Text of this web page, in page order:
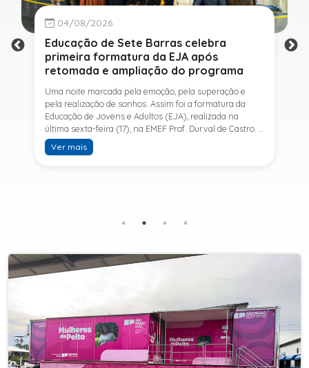
04/08/2026
Educação de Sete Barras celebra
primeira formatura da EJA após
retomada e ampliação do programa
Uma noite marcada pela emoção, pela superação e
pela realização de sonhos. Assim foi a formatura da
Educação de Jovens e Adultos (EJA), realizada na
última sexta-feira (17), na EMEF Prof. Durval de Castro. A
cerimônia celebrou a conclusão dos estudos de 53
alunos e entrou para a história ao marcar a primeira
SESI, ampliando o acesso à educação e oferecendo uma
retomar os estudos.A última turma da Educação de
Jovens e Adultos formada pelo município foi em 2016,
oferecida em Sete Barras e, a partir de agosto de 2025,
passou por uma importante ampliação. Em parceria
com o SESI, a Prefeitura passou a disponibilizar também
o Ensino Fundamental II (6º ao 9º ano) e o Ensino
Médio, ampliando significativamente as oportunidades
para que jovens e adultos concluam sua formação.A
Ver mais